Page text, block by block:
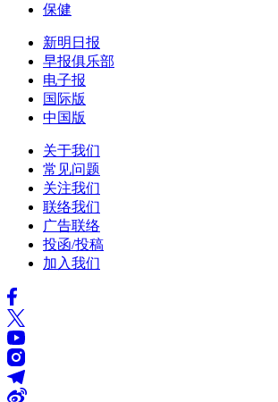
保健
新明日报
早报俱乐部
电子报
国际版
中国版
关于我们
常见问题
关注我们
联络我们
广告联络
投函/投稿
加入我们